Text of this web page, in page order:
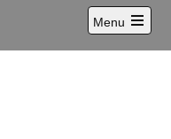
Menu
Open
main